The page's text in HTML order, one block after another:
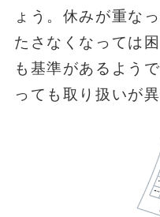
ょう。休みが重な
たさなくなっては
も基準があるようで
っても取り扱いが